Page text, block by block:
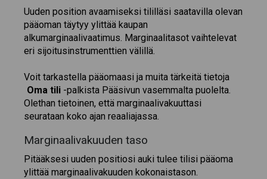
Uuden position avaamiseksi tililläsi saatavilla olevan
pääoman täytyy ylittää kaupan
alkumarginaalivaatimus. Marginaalitasot vaihtelevat
eri sijoitusinstrumenttien välillä.
Voit tarkastella pääomaasi ja muita tärkeitä tietoja
Oma tili -palkista Pääsivun vasemmalta puolelta.
Olethan tietoinen, että marginaalivakuuttasi
seurataan koko ajan reaaliajassa.
Marginaalivakuuden taso
Pitääksesi uuden positiosi auki tulee tilisi pääoma
ylittää marginaalivakuuden kokonaistason.